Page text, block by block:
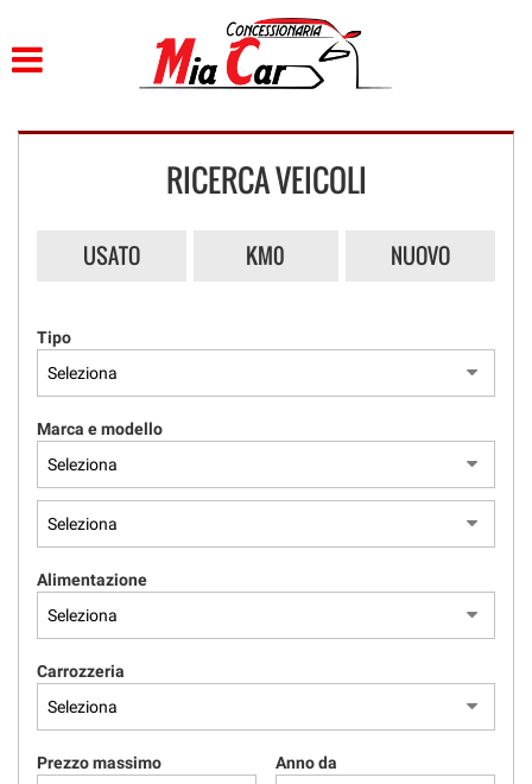
ASSISTENZA
RICERCA VEICOLI
USATO KM0 NUOVO
Tipo
Marca e modello
Alimentazione
Carrozzeria
Prezzo massimo Anno da